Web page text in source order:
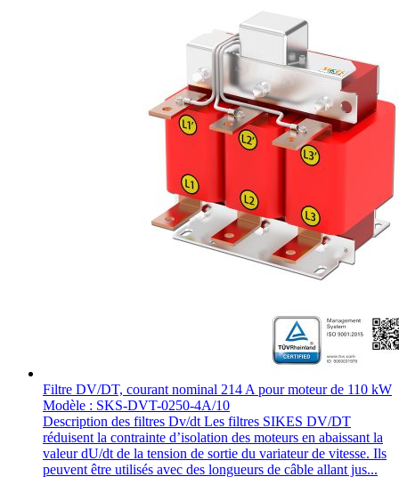
Filtre DV/DT, courant nominal 214 A pour moteur de 110 kW
Modèle : SKS-DVT-0250-4A/10
Description des filtres Dv/dt Les filtres SIKES DV/DT
réduisent la contrainte d’isolation des moteurs en abaissant la
valeur dU/dt de la tension de sortie du variateur de vitesse. Ils
peuvent être utilisés avec des longueurs de câble allant jus...